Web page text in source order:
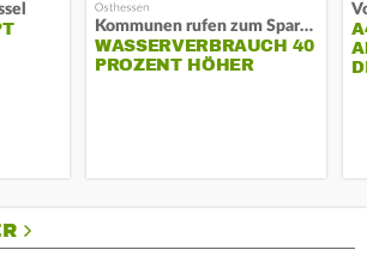
Kommunen rufen zum Sparen auf
WASSERVERBRAUCH 40
PROZENT HÖHER